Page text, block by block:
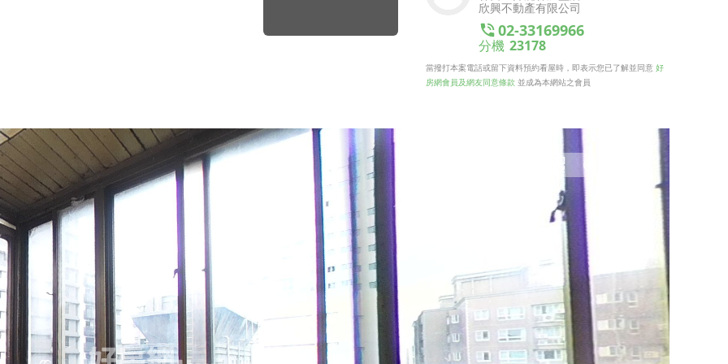
欣興不動產有限公司
02-33169966
分機 23178
當撥打本案電話或留下資料預約看屋時，即表示您已了解並同意 好
房網會員及網友同意條款 並成為本網站之會員